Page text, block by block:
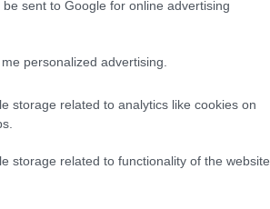
sent to Google for online advertising
personalized advertising.
storage related to analytics like cookies on
storage related to functionality of the website
a futurológiai kongresszusig.
megáll egy
a „szigorúan animált
karakterré alakuló
animációs univerzumba,
„egy zseniális
tárul fel.